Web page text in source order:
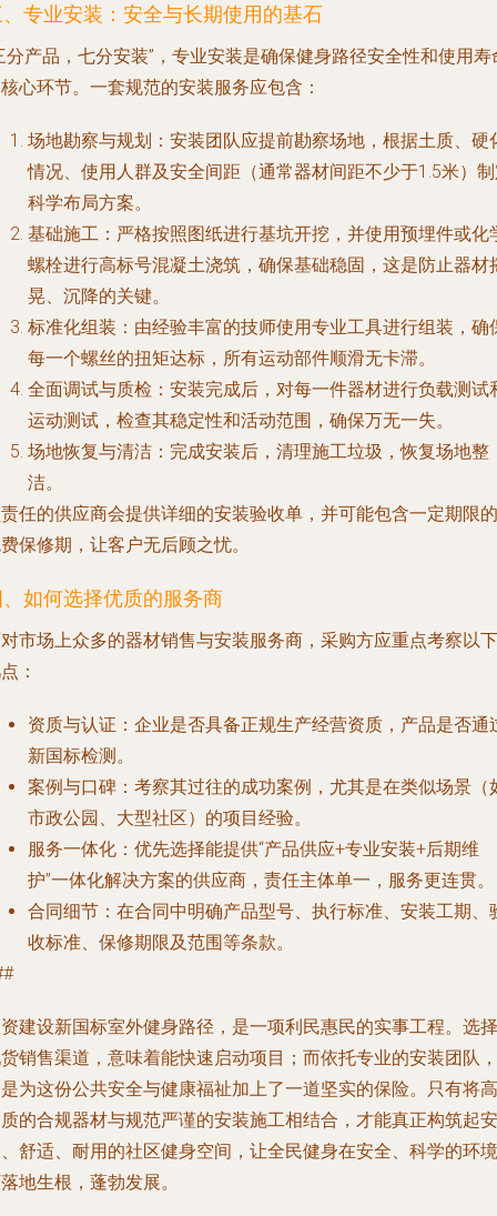
专业安装：安全与长期使用的基石
分产品，七分安装”，专业安装是确保健身路径安全性和使用寿
心环节。一套规范的安装服务应包含：
场地勘察与规划 ：安装团队应提前勘察场地，根据土质、硬
情况、使用人群及安全间距（通常器材间距不少于1.5米）
科学布局方案。
基础施工 ：严格按照图纸进行基坑开挖，并使用预埋件或化
螺栓进行高标号混凝土浇筑，确保基础稳固，这是防止器材
晃、沉降的关键。
标准化组装 ：由经验丰富的技师使用专业工具进行组装，确
每一个螺丝的扭矩达标，所有运动部件顺滑无卡滞。
全面调试与质检 ：安装完成后，对每一件器材进行负载测试
运动测试，检查其稳定性和活动范围，确保万无一失。
场地恢复与清洁 ：完成安装后，清理施工垃圾，恢复场地整
洁。
任的供应商会提供详细的安装验收单，并可能包含一定期限的
保修期，让客户无后顾之忧。
如何选择优质的服务商
市场上众多的器材销售与安装服务商，采购方应重点考察以下
：
资质与认证 ：企业是否具备正规生产经营资质，产品是否通
新国标检测。
案例与口碑 ：考察其过往的成功案例，尤其是在类似场景（
市政公园、大型社区）的项目经验。
服务一体化 ：优先选择能提供“产品供应+专业安装+后期维
护”一体化解决方案的供应商，责任主体单一，服务更连贯。
合同细节 ：在合同中明确产品型号、执行标准、安装工期、
收标准、保修期限及范围等条款。
建设新国标室外健身路径，是一项利民惠民的实事工程。选择
销售渠道，意味着能快速启动项目；而依托专业的安装团队，
为这份公共安全与健康福祉加上了一道坚实的保险。只有将高
的合规器材与规范严谨的安装施工相结合，才能真正构筑起安
舒适、耐用的社区健身空间，让全民健身在安全、科学的环境
地生根，蓬勃发展。